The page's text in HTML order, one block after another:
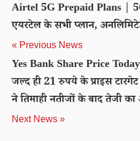
Airtel 5G Prepaid Plans |
एयरटेल के सभी प्लान,
« Previous News
Yes Bank Share Price
जल्द ही 21 रुपये के प्राइस
ने तिमाही नतीजों के बाद तेजी
Next News »